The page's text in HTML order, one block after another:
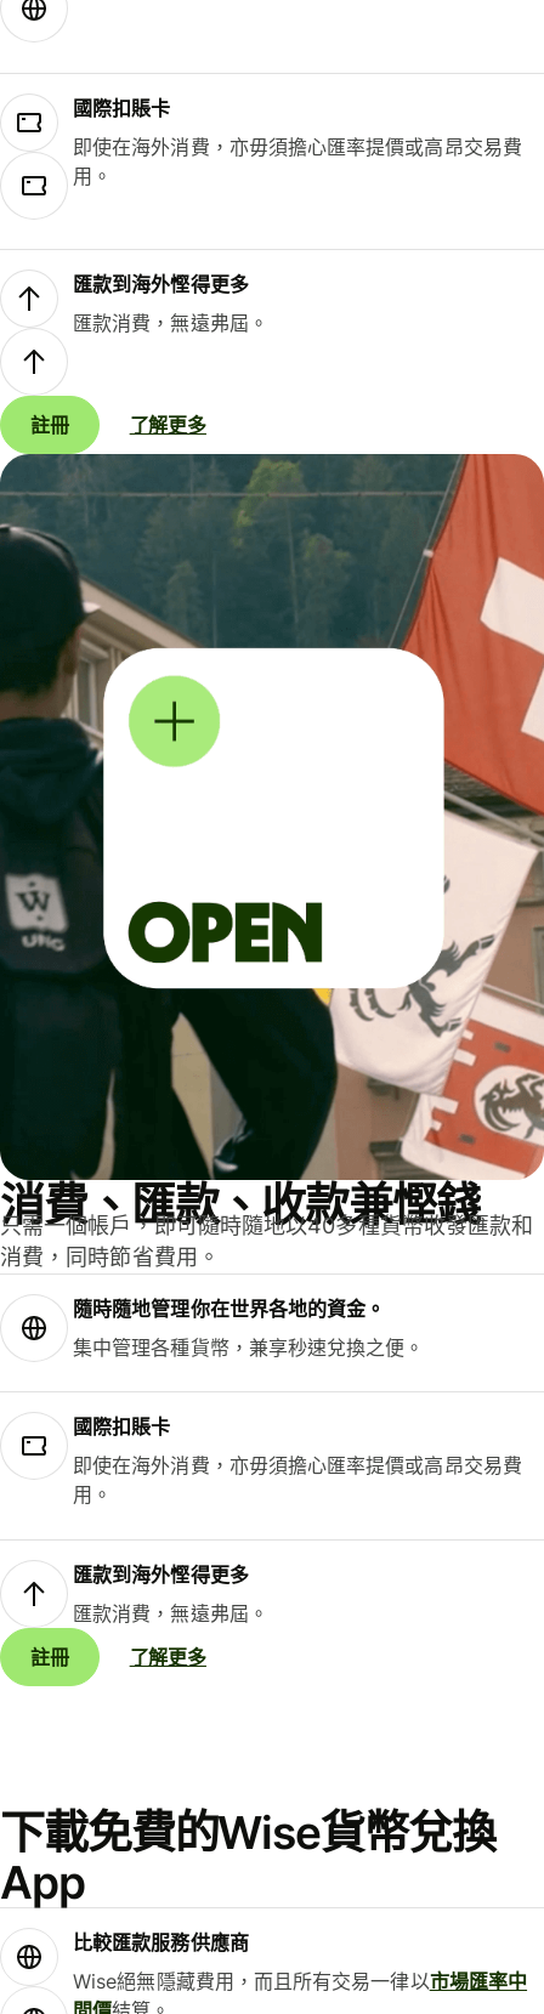
國際扣賬卡
即使在海外消費，亦毋須擔心匯率提價或高昂交易費
用。
匯款到海外慳得更多
匯款消費，無遠弗屆。
註冊 了解更多
消費、匯款、收款兼慳錢
只需一個帳戶，即可隨時隨地以40多種貨幣收發匯款和
消費，同時節省費用。
隨時隨地管理你在世界各地的資金。
集中管理各種貨幣，兼享秒速兌換之便。
國際扣賬卡
即使在海外消費，亦毋須擔心匯率提價或高昂交易費
用。
匯款到海外慳得更多
匯款消費，無遠弗屆。
註冊
了解更多
下載免費的Wise貨幣兌換
App
比較匯款服務供應商
Wise絕無隱藏費用，而且所有交易一律以市場匯率中